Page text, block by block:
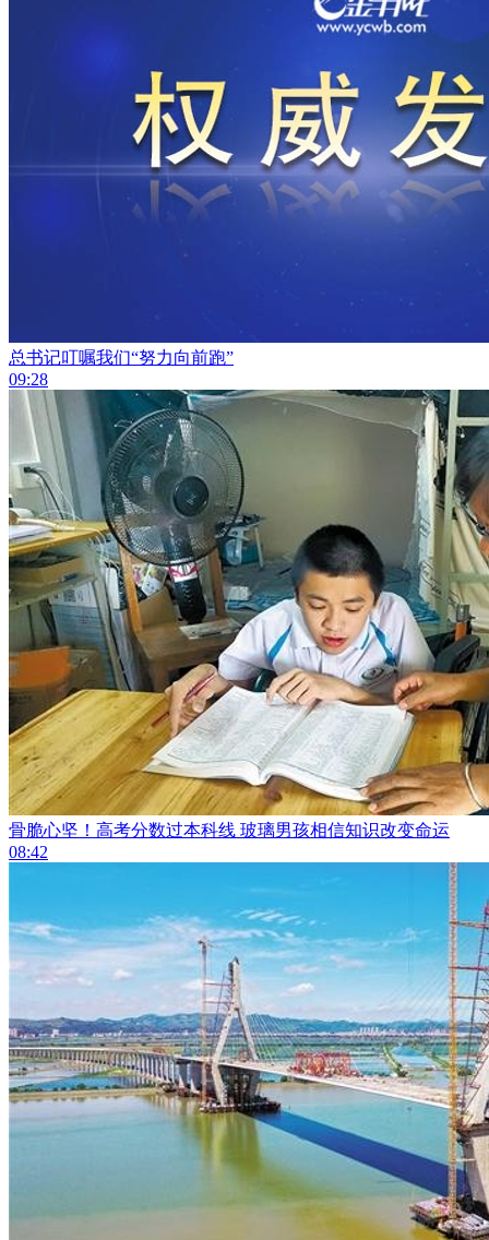
总书记叮嘱我们“努力向前跑”
09:28
骨脆心坚！高考分数过本科线 玻璃男孩相信知识改变命运
08:42